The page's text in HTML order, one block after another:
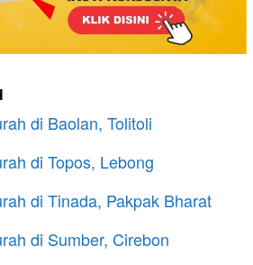
di Baolan, Tolitoli
di Topos, Lebong
di Tinada, Pakpak Bharat
di Sumber, Cirebon